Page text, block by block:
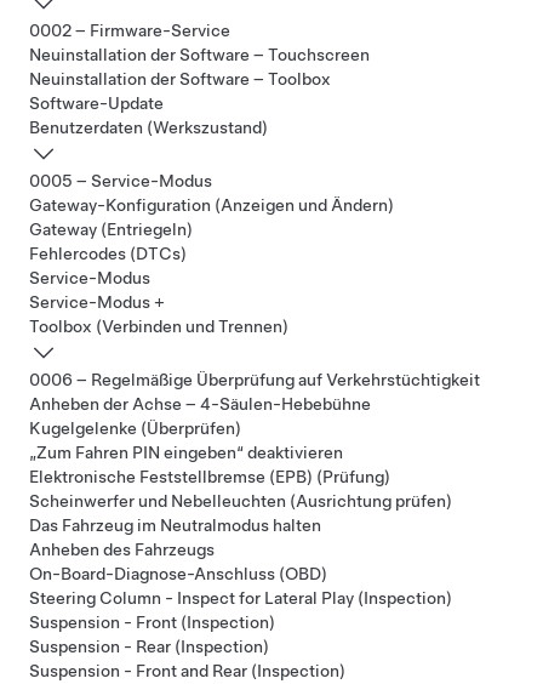
0002 – Firmware-Service
Neuinstallation der Software – Touchscreen
Neuinstallation der Software – Toolbox
Software-Update
Benutzerdaten (Werkszustand)
0005 – Service-Modus
Gateway-Konfiguration (Anzeigen und Ändern)
Gateway (Entriegeln)
Fehlercodes (DTCs)
Service-Modus
Service-Modus +
Toolbox (Verbinden und Trennen)
0006 – Regelmäßige Überprüfung auf Verkehrstüchtigkeit
Anheben der Achse – 4-Säulen-Hebebühne
Kugelgelenke (Überprüfen)
„Zum Fahren PIN eingeben“ deaktivieren
Elektronische Feststellbremse (EPB) (Prüfung)
Scheinwerfer und Nebelleuchten (Ausrichtung prüfen)
Das Fahrzeug im Neutralmodus halten
Anheben des Fahrzeugs
On-Board-Diagnose-Anschluss (OBD)
Steering Column - Inspect for Lateral Play (Inspection)
Suspension - Front (Inspection)
Suspension - Rear (Inspection)
Suspension - Front and Rear (Inspection)